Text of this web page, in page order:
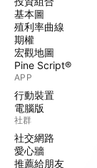
基本圖
殖利率曲線
期權
宏觀地圖
Pine Script®
APP
行動裝置
電腦版
社群
社交網路
愛心牆
推薦給朋友